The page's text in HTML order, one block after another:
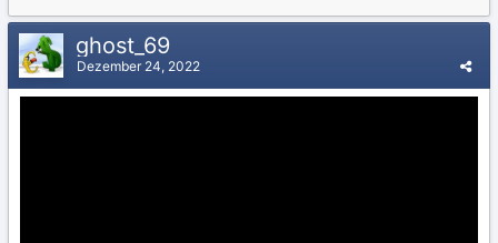
ghost_69
Dezember 24, 2022